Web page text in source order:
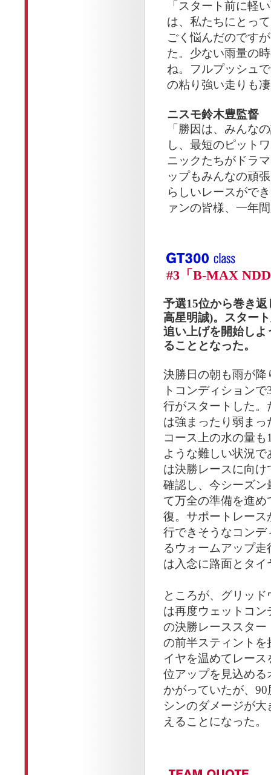
「スタート前に軽
は、私たちにとっ
ごく悩んだのです
た。少ない雨量の
ね。フルプッシュ
の粘り強い走りも
ニスモ鈴木豊監督
「勝因は、みんな
し、最短のピット
ニックたちがドラ
ップもみんなの頑
らしいレースがで
ァンの皆様、一年
#3「B-MAX
予選15位から巻き
高星明誠)。スター
追い上げを開始し
ることとなった。
決勝日の朝も雨が降
トコンディション
行がスタートした。
は強まったり弱ま
コース上の水の量
ような難しい状況で
は決勝レースに向
確認し、今シーズン
て万全の準備を進
復。サポートレー
行できそうなコン
るウォームアップ
は入念に路面とタ
ところが、グリッ
は再度ウェットコ
の決勝レーススター
の前半スティント
イヤを温めてレー
位アップを見込め
かがっていたが、
シンのダメージが
えることになった。